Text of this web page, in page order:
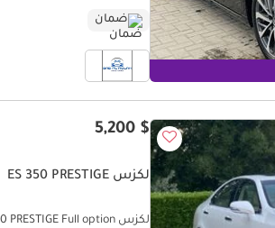
ضمان
$ 5,200
لكزس ES 350 PRESTIGE
لكزس ES 350 PRESTIGE Full option